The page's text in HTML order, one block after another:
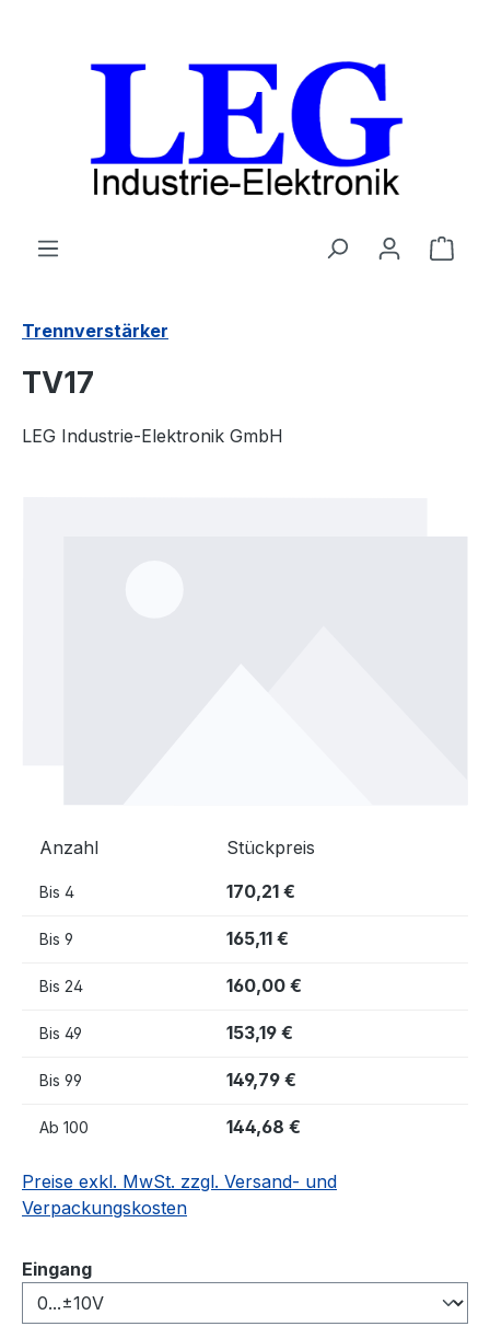
Trennverstärker
TV17
LEG Industrie-Elektronik GmbH
Anzahl Stückpreis
Bis 4 170,21 €
Bis 9 165,11 €
Bis 24 160,00 €
Bis 49 153,19 €
Bis 99 149,79 €
Ab 100 144,68 €
Preise exkl. MwSt. zzgl. Versand- und
Verpackungskosten
Eingangauswählen